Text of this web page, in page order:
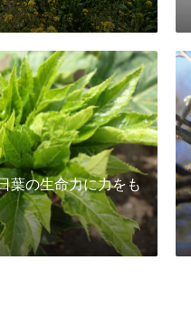
の生命力に力をも